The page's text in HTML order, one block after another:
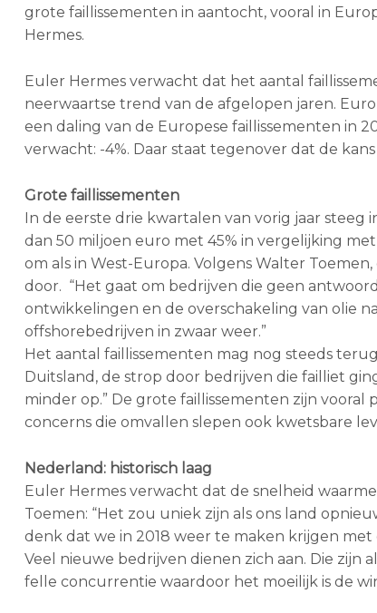
grote faillissementen in aantocht, vooral in
Hermes.
Euler Hermes verwacht dat het aantal
neerwaartse trend van de afgelopen jaren.
een daling van de Europese faillissementen in
verwacht: -4%. Daar staat tegenover dat de
Grote faillissementen
In de eerste drie kwartalen van vorig jaar
dan 50 miljoen euro met 45% in vergelijking
om als in West-Europa. Volgens Walter
door. “Het gaat om bedrijven die geen
ontwikkelingen en de overschakeling van olie
offshorebedrijven in zwaar weer.”
Het aantal faillissementen mag nog steeds
Duitsland, de strop door bedrijven die failliet
minder op.” De grote faillissementen zijn
concerns die omvallen slepen ook kwetsbare
Nederland: historisch laag
Euler Hermes verwacht dat de snelheid
Toemen: “Het zou uniek zijn als ons land
denk dat we in 2018 weer te maken krijgen met
Veel nieuwe bedrijven dienen zich aan. Die
felle concurrentie waardoor het moeilijk is de